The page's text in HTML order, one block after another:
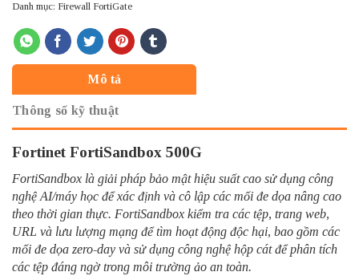
Danh mục: Firewall FortiGate
Mô tả
Thông số kỹ thuật
Fortinet FortiSandbox 500G
FortiSandbox là giải pháp bảo mật hiệu suất cao sử dụng công
nghệ AI/máy học để xác định và cô lập các mối đe dọa nâng cao
theo thời gian thực. FortiSandbox kiểm tra các tệp, trang web,
URL và lưu lượng mạng để tìm hoạt động độc hại, bao gồm các
mối đe dọa zero-day và sử dụng công nghệ hộp cát để phân tích
các tệp đáng ngờ trong môi trường ảo an toàn.